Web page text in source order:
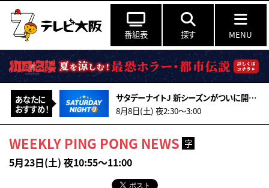
番組表 探す MENU
あなたに
おすすめ！
サタデーナイトJ 新シーズンがついに開幕！FC東京vsFC町田ゼルビアをマッチオブザJ
8月8日(土) 夜2:30〜3:00
WEEKLY PING PONG NEWS 字
5月23日(土) 夜10:55～11:00